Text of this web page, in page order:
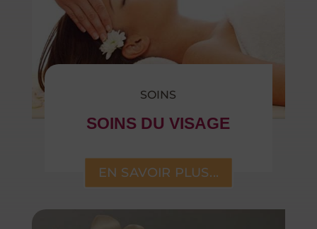
SOINS
SOINS DU VISAGE
EN SAVOIR PLUS...